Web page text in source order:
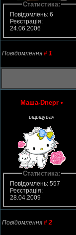
Статистика:
Повідомлень: 6
Реєстрація:
24.06.2006
Повідомлення # 1
Маша-Dnepr •
відвідувач
Статистика:
Повідомлень: 557
Реєстрація:
28.04.2009
Повідомлення # 2